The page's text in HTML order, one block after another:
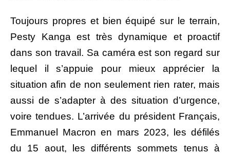
Toujours propres et bien équipé sur le terrain,
Pesty Kanga est très dynamique et proactif
dans son travail. Sa caméra est son regard sur
lequel il s’appuie pour mieux apprécier la
situation afin de non seulement rien rater, mais
aussi de s’adapter à des situation d’urgence,
voire tendues. L’arrivée du président Français,
Emmanuel Macron en mars 2023, les défilés
du 15 aout, les différents sommets tenus à